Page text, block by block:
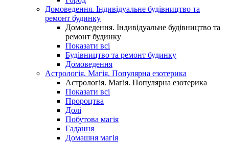
Домоведення. Індивідуальне будівництво та
ремонт будинку
Домоведення. Індивідуальне будівництво та
ремонт будинку
Показати всі
Будівництво та ремонт будинку
Домоведення
Астрологія. Магія. Популярна езотерика
Астрологія. Магія. Популярна езотерика
Показати всі
Пророцтва
Долі
Побутова магія
Гадання
Домашня магія